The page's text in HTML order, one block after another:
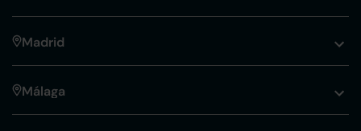
Madrid
Málaga